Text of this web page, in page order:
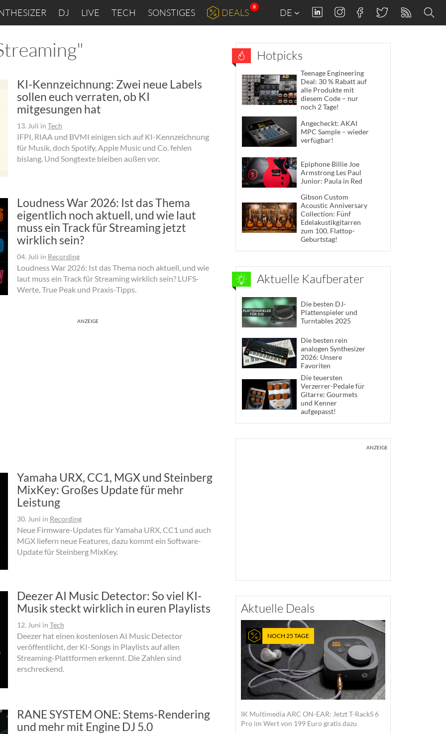
DJ LIVE TECH SONSTIGES DEALS
8
DE
KI-Kennzeichnung: Zwei neue Labels
sollen euch verraten, ob KI
mitgesungen hat
13. Juli in Tech
IFPI, RIAA und BVMI einigen sich auf KI-Kennzeichnung
für Musik, doch Spotify, Apple Music und Co. fehlen
bislang. Und Songtexte bleiben außen vor.
Loudness War 2026: Ist das Thema
eigentlich noch aktuell, und wie laut
muss ein Track für Streaming jetzt
wirklich sein?
04. Juli in Recording
Loudness War 2026: Ist das Thema noch aktuell, und wie
laut muss ein Track für Streaming wirklich sein? LUFS-
Werte, True Peak und Praxis-Tipps.
ANZEIGE
Yamaha URX, CC1, MGX und Steinberg
MixKey: Großes Update für mehr
Leistung
30. Juni in Recording
Neue Firmware-Updates für Yamaha URX, CC1 und auch
MGX liefern neue Features, dazu kommt ein Software-
Update für Steinberg MixKey.
Deezer AI Music Detector: So viel KI-
Musik steckt wirklich in euren Playlists
12. Juni in Tech
Deezer hat einen kostenlosen AI Music Detector
veröffentlicht, der KI-Songs in Playlists auf allen
Streaming-Plattformen erkennt. Die Zahlen sind
erschreckend.
RANE SYSTEM ONE: Stems-Rendering
und mehr mit Engine DJ 5.0
Hotpicks
Teenage Engineering
Deal: 30 % Rabatt auf
alle Produkte mit
diesem Code – nur
noch 2 Tage!
Angecheckt: AKAI
MPC Sample – wieder
verfügbar!
Epiphone Billie Joe
Armstrong Les Paul
Junior: Paula in Red
Gibson Custom
Acoustic Anniversary
Collection: Fünf
Edelakustikgitarren
zum 100. Flattop-
Geburtstag!
Aktuelle Kaufberater
Die besten DJ-
Plattenspieler und
Turntables 2025
Die besten rein
analogen Synthesizer
2026: Unsere
Favoriten
Die teuersten
Verzerrer-Pedale für
Gitarre: Gourmets
und Kenner
aufgepasst!
ANZEIGE
Aktuelle Deals
NOCH 25 TAGE
IK Multimedia ARC ON-EAR: Jetzt T-RackS 6
Pro im Wert von 199 Euro gratis dazu